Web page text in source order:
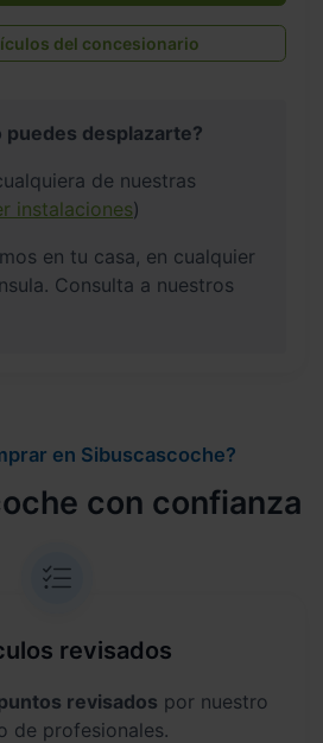
del concesionario
puedes desplazarte?
de nuestras
instalaciones)
en tu casa, en cualquier
Consulta a nuestros
en Sibuscascoche?
con confianza
revisados
revisados por nuestro
de profesionales.